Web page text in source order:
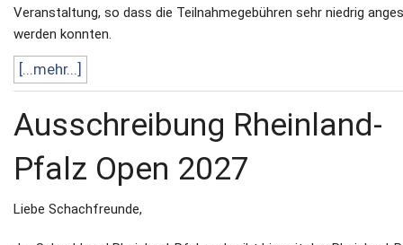
Veranstaltung, so dass die Teilnahmegebühren sehr niedrig
werden konnten.
[...mehr...]
Ausschreibung Rheinland-
Pfalz Open 2027
Liebe Schachfreunde,